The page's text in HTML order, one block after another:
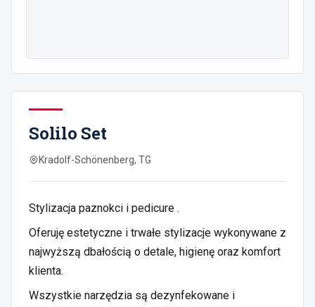
Solilo Set
Kradolf-Schönenberg, TG
Stylizacja paznokci i pedicure .
Oferuję estetyczne i trwałe stylizacje wykonywane z
najwyższą dbałością o detale, higienę oraz komfort
klienta.
Wszystkie narzędzia są dezynfekowane i